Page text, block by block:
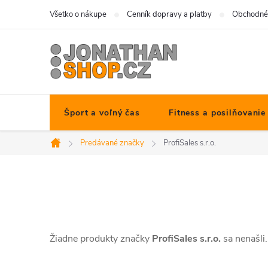
Všetko o nákupe Cenník dopravy a platby
Šport a voľný čas Fitness a posilňovanie
Domov
Predávané značky ProfiSales s.r.o.
Žiadne produkty značky ProfiSales s.r.o. sa